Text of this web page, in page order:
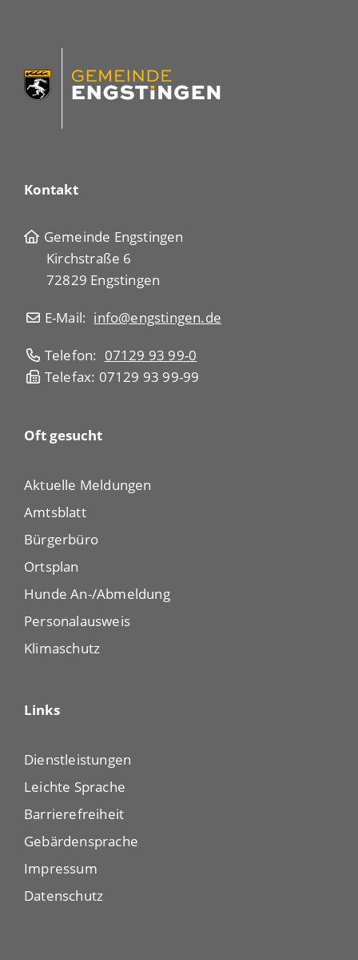
Kontakt
Gemeinde Engstingen
Kirchstraße 6
72829 Engstingen
E-Mail: info@engstingen.de
Telefon: 07129 93 99-0
Telefax: 07129 93 99-99
Oft gesucht
Aktuelle Meldungen
Amtsblatt
Bürgerbüro
Ortsplan
Hunde An-/Abmeldung
Personalausweis
Klimaschutz
Links
Dienstleistungen
Leichte Sprache
Barrierefreiheit
Gebärdensprache
Impressum
Datenschutz